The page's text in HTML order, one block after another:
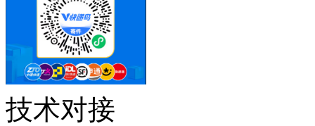
技术对接